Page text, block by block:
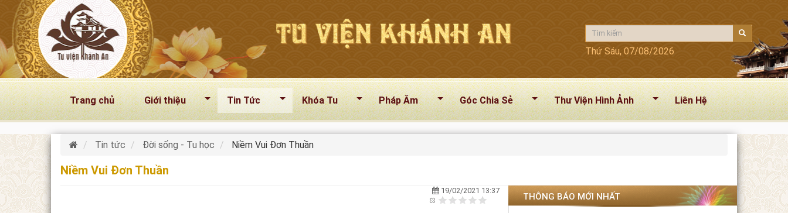
Nhảy đến nội dung
Thứ Sáu, 07/08/2026
Trang chủ Giới thiệu Tin Tức Khóa Tu Pháp Âm Góc Chia Sẻ Thư Viện Hình Ảnh Liên Hệ
Tin tức Đời sống - Tu học Niềm Vui Đơn Thuần
Niềm Vui Đơn Thuần
19/02/2021 13:37
THÔNG BÁO MỚI NHẤT